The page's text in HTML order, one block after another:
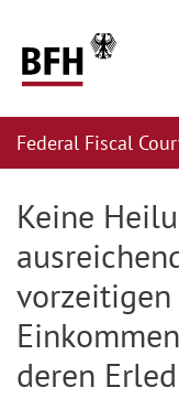
Federal Fiscal
Keine
deren